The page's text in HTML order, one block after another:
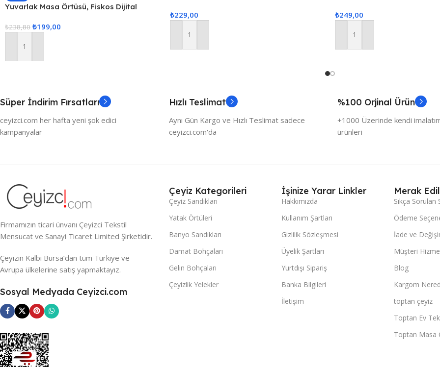
Yuvarlak Masa Örtüsü, Fiskos Dijital
₺238,80 ₺199,00
Sepete Ekle
₺229,00
Sepete Ekle
₺249,00
Sepete Ekle
Süper İndirim Fırsatları
ceyizci.com her hafta yeni şok edici
kampanyalar
Hızlı Teslimat
Aynı Gün Kargo ve Hızlı Teslimat sadece
ceyizci.com'da
%100 Orjinal Ürün
+1000 Üzerinde kendi
ürünleri
Firmamızın ticari ünvanı Çeyizci Tekstil
Mensucat ve Sanayi Ticaret Limited Şirketidir.
Çeyizin Kalbi Bursa’dan tüm Türkiye ve
Avrupa ülkelerine satış yapmaktayız.
Sosyal Medyada Ceyizci.com
Çeyiz Kategorileri
Çeyiz Sandıkları
Yatak Örtüleri
Banyo Sandıkları
Damat Bohçaları
Gelin Bohçaları
Çeyizlik Yelekler
İşinize Yarar Linkler
Hakkımızda
Kullanım Şartları
Gizlilik Sözleşmesi
Üyelik Şartları
Yurtdışı Sipariş
Banka Bilgileri
İletişim
Merak
Sıkça Sorulan
Ödeme
İade ve
Müşteri
Blog
Kargom
toptan çeyiz
Toptan Ev
Toptan Masa